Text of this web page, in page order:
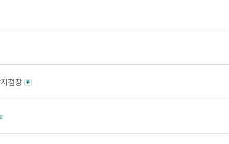
지점장